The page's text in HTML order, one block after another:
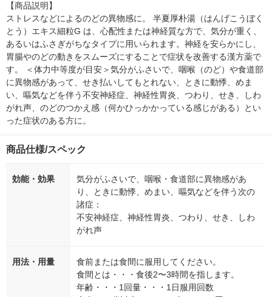
【商品説明】
ストレスなどによるのどの異物感に。 半夏厚朴湯（はんげこうぼく
とう）エキス細粒G は、心配性または神経質な方で、気分が重く、
あるいはふさぎがちなタイプに用いられます。神経を安らかにし、
胃腸やのどの動きをスムーズにすることで症状を改善する漢方薬で
す。 ＜体力中等度が目安＞気分がふさいで、咽喉（のど）や食道部
に異物感があって、せき払いしてもとれない、ときに動悸、めま
い、嘔気などを伴う不安神経症、神経性胃炎、つわり、せき、しわ
がれ声、のどのつかえ感（何かひっかかっている感じがある）とい
った症状のある方に。
商品仕様/スペック
効能・効果
気分がふさいで、咽喉・食道部に異物感があ
り、ときに動悸、めまい、嘔気などを伴う次の
諸症：
不安神経症、神経性胃炎、つわり、せき、しわ
がれ声
用法・用量
食前または食間に服用してください。
食間とは・・・食後2〜3時間を指します。
年齢・・・1回量・・・1日服用回数